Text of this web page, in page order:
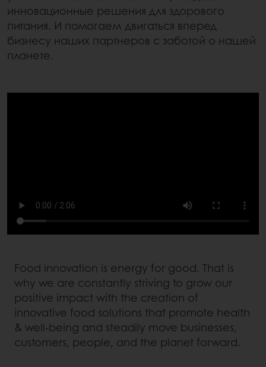
инновационные решения для здорового
питания. И помогаем двигаться вперед
бизнесу наших партнеров с заботой о нашей
планете.
Food innovation is energy for good. That is
why we are constantly striving to grow our
positive impact with the creation of
innovative food solutions that promote health
& well-being and steadily move businesses,
customers, people, and the planet forward.